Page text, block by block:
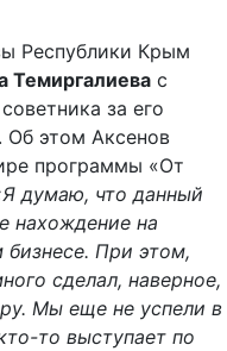
Республики Крым
Темиргалиева с
за его
Об этом Аксенов
программы «От
думаю, что данный
нахождение на
При этом,
сделал, наверное,
Мы еще не успели в
то выступает по